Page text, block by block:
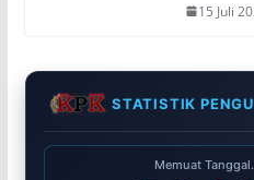
15 Juli
STATISTIK
Memuat